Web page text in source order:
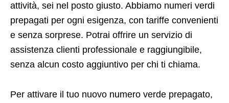
attività, sei nel posto giusto. Abbiamo numeri verdi
prepagati per ogni esigenza, con tariffe convenienti
e senza sorprese. Potrai offrire un servizio di
assistenza clienti professionale e raggiungibile,
senza alcun costo aggiuntivo per chi ti chiama.
Per attivare il tuo nuovo numero verde prepagato,